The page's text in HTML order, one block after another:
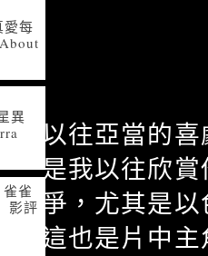
以往亞當的
是我以往欣
爭，尤其是
這也是片中
每
異
雀雀
影評